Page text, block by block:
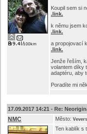
Koupil sem si
.link.
k němu jsem
.link.
a propojovací
.link.
Jenže řeším,
volantem díky
adaptéru, aby
Poradíte mi
17.09.2017 14:21 - Re:
NMC Město:
Ten kablík s